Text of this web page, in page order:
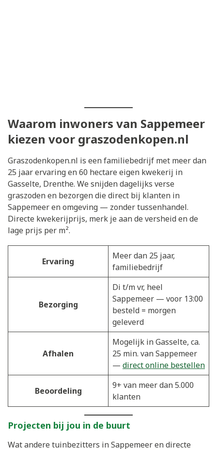
Waarom inwoners van Sappemeer
kiezen voor graszodenkopen.nl
Graszodenkopen.nl is een familiebedrijf met meer dan
25 jaar ervaring en 60 hectare eigen kwekerij in
Gasselte, Drenthe. We snijden dagelijks verse
graszoden en bezorgen die direct bij klanten in
Sappemeer en omgeving — zonder tussenhandel.
Directe kwekerijprijs, merk je aan de versheid en de
lage prijs per m².
Ervaring
Meer dan 25 jaar,
familiebedrijf
Bezorging
Di t/m vr, heel
Sappemeer — voor 13:00
besteld = morgen
geleverd
Afhalen
Mogelijk in Gasselte, ca.
25 min. van Sappemeer
— direct online bestellen
Beoordeling
9+ van meer dan 5.000
klanten
Projecten bij jou in de buurt
Wat andere tuinbezitters in Sappemeer en directe